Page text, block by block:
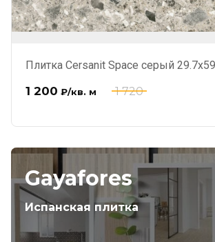
Плитка Cersanit Space серый
1 720
1 200 ₽/кв. м
Gayafores
Испанская плитка